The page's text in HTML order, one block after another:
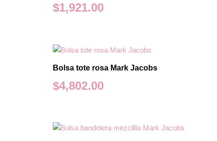
$1,921.00
Bolsa tote rosa Mark Jacobs
$4,802.00